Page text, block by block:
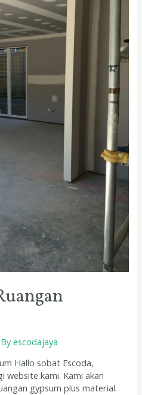
escodajaya
Hallo sobat Escoda,
website kami. Kami akan
gypsum plus material.